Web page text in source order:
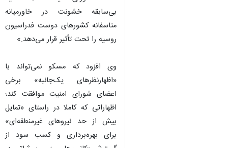
بی‌سابقه خشونت در خاورمیانه
متاسفانه کشورهای دوست فدراسیون
روسیه را تحت تأثیر قرار می‌دهد.»
وی افزود که مسکو نمی‌تواند با
«اظهارنظرهای یک‌جانبه» برخی
اعضای شورای امنیت موافقت کند؛
اظهاراتی که کاملا در راستای «تمایل
بیش از حد نیروهای غیرمنطقه‌ای»
برای بهره‌برداری و کسب سود از